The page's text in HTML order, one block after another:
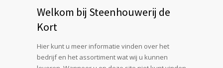
Welkom bij Steenhouwerij de
Kort
Hier kunt u meer informatie vinden over het
bedrijf en het assortiment wat wij u kunnen